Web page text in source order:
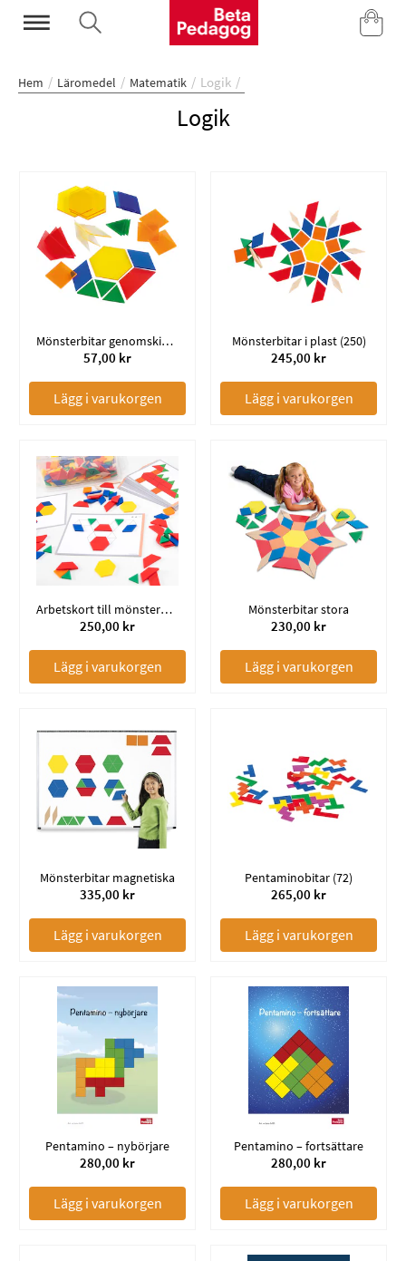
Mina Sidor
Hem Läromedel Matematik Logik
Logik
Mönsterbitar genomskinliga (49)
57,00 kr
Lägg i varukorgen
Mönsterbitar i plast (250)
245,00 kr
Lägg i varukorgen
Arbetskort till mönsterbitar
250,00 kr
Lägg i varukorgen
Mönsterbitar stora
230,00 kr
Lägg i varukorgen
Mönsterbitar magnetiska
335,00 kr
Lägg i varukorgen
Pentaminobitar (72)
265,00 kr
Lägg i varukorgen
Pentamino – nybörjare
280,00 kr
Lägg i varukorgen
Pentamino – fortsättare
280,00 kr
Lägg i varukorgen